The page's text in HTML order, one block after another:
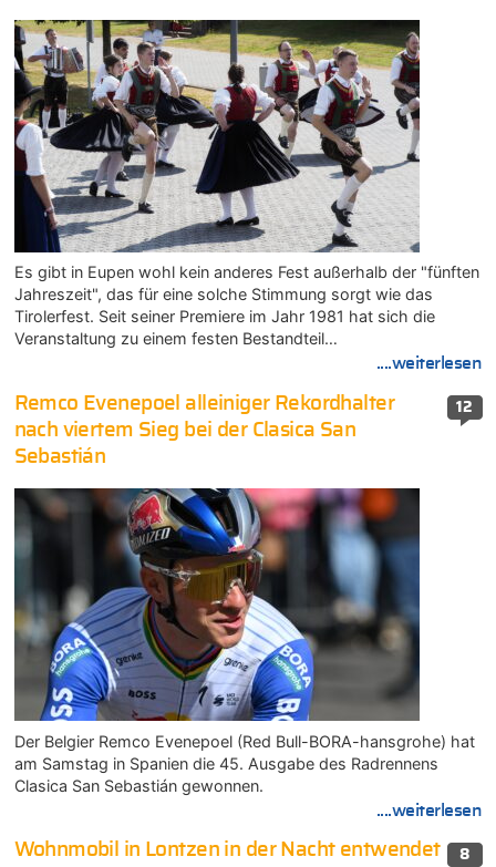
Es gibt in Eupen wohl kein anderes Fest außerhalb der "fünften
Jahreszeit", das für eine solche Stimmung sorgt wie das
Tirolerfest. Seit seiner Premiere im Jahr 1981 hat sich die
Veranstaltung zu einem festen Bestandteil…
....weiterlesen
12
Remco Evenepoel alleiniger Rekordhalter
nach viertem Sieg bei der Clasica San
Sebastián
Der Belgier Remco Evenepoel (Red Bull-BORA-hansgrohe) hat
am Samstag in Spanien die 45. Ausgabe des Radrennens
Clasica San Sebastián gewonnen.
....weiterlesen
8
Wohnmobil in Lontzen in der Nacht entwendet